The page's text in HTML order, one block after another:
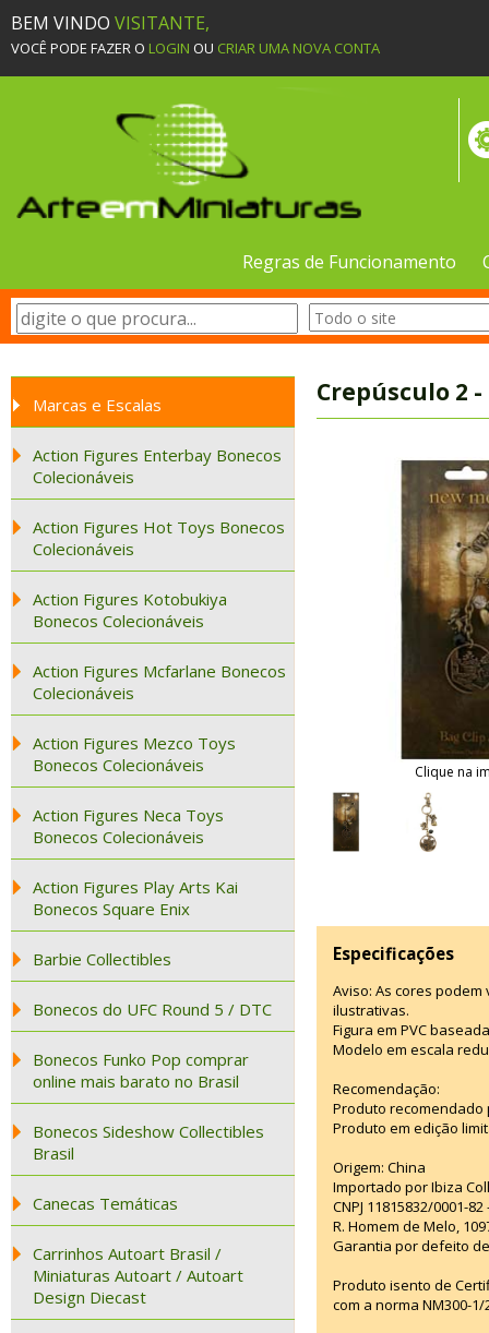
BEM VINDO VISITANTE,
VOCÊ PODE FAZER O LOGIN OU CRIAR UMA NOVA CONTA
Regras de Funcionamento
Marcas e Escalas
Action Figures Enterbay Bonecos
Colecionáveis
Action Figures Hot Toys Bonecos
Colecionáveis
Action Figures Kotobukiya
Bonecos Colecionáveis
Action Figures Mcfarlane Bonecos
Colecionáveis
Action Figures Mezco Toys
Bonecos Colecionáveis
Action Figures Neca Toys
Bonecos Colecionáveis
Action Figures Play Arts Kai
Bonecos Square Enix
Barbie Collectibles
Bonecos do UFC Round 5 / DTC
Bonecos Funko Pop comprar
online mais barato no Brasil
Bonecos Sideshow Collectibles
Brasil
Canecas Temáticas
Carrinhos Autoart Brasil /
Miniaturas Autoart / Autoart
Design Diecast
Crepúsculo 2 -
Clique na
Especificações
Aviso: As cores
ilustrativas.
Figura em PVC
Modelo em escala
Recomendação:
Produto recomendado
Produto em edição
Origem: China
Importado por Ibiza
CNPJ 11815832/0001-
R. Homem de Melo,
Garantia por defeito
Produto isento de
com a norma NM300-